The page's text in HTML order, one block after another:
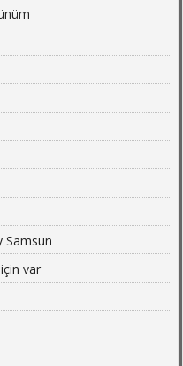
Samsun
var